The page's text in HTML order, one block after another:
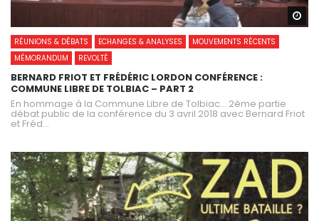
RÉUNIONS & DÉBATS ECHANGES & ANALYSES
MOUVEMENTS RÉCENTS
MÉMORANDUM
REVOLTÉ
BERNARD FRIOT ET FRÉDÉRIC LORDON CONFÉRENCE :
COMMUNE LIBRE DE TOLBIAC – PART 2
En hommage à la Commune Libre de Tolbiac… 2ème partie
débat public de la conférence du 3 avril 2018 avec Bernard Friot
et Fréd...